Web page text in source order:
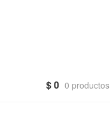
$0 0 productos